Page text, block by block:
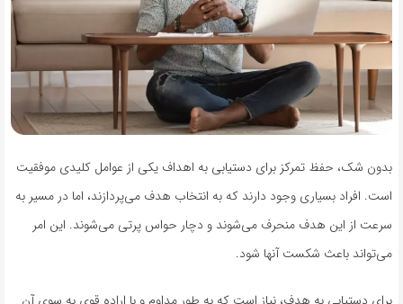
بدون شک، حفظ تمرکز برای دستیابی به اهداف یکی از عوامل کلیدی موفقیت
است. افراد بسیاری وجود دارند که به انتخاب هدف می‌پردازند، اما در مسیر به
سرعت از این هدف منحرف می‌شوند و دچار حواس پرتی می‌شوند. این امر
می‌تواند باعث شکست آنها شود.